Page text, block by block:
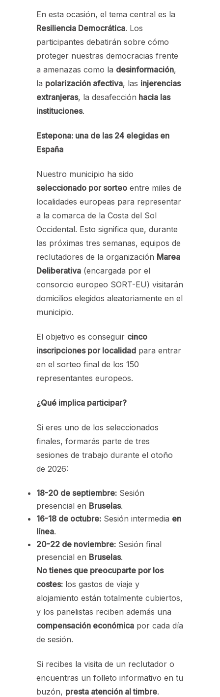
En esta ocasión, el tema central es la
Resiliencia Democrática. Los
participantes debatirán sobre cómo
proteger nuestras democracias frente
a amenazas como la desinformación,
la polarización afectiva, las injerencias
extranjeras, la desafección hacia las
instituciones.
Estepona: una de las 24 elegidas en
España
Nuestro municipio ha sido
seleccionado por sorteo entre miles de
localidades europeas para representar
a la comarca de la Costa del Sol
Occidental. Esto significa que, durante
las próximas tres semanas, equipos de
reclutadores de la organización Marea
Deliberativa (encargada por el
consorcio europeo SORT-EU) visitarán
domicilios elegidos aleatoriamente en el
municipio.
El objetivo es conseguir cinco
inscripciones por localidad para entrar
en el sorteo final de los 150
representantes europeos.
¿Qué implica participar?
Si eres uno de los seleccionados
finales, formarás parte de tres
sesiones de trabajo durante el otoño
de 2026:
18-20 de septiembre: Sesión
presencial en Bruselas.
16-18 de octubre: Sesión intermedia en
línea.
20-22 de noviembre: Sesión final
presencial en Bruselas.
No tienes que preocuparte por los
costes: los gastos de viaje y
alojamiento están totalmente cubiertos,
y los panelistas reciben además una
compensación económica por cada día
de sesión.
Si recibes la visita de un reclutador o
encuentras un folleto informativo en tu
buzón, presta atención al timbre.